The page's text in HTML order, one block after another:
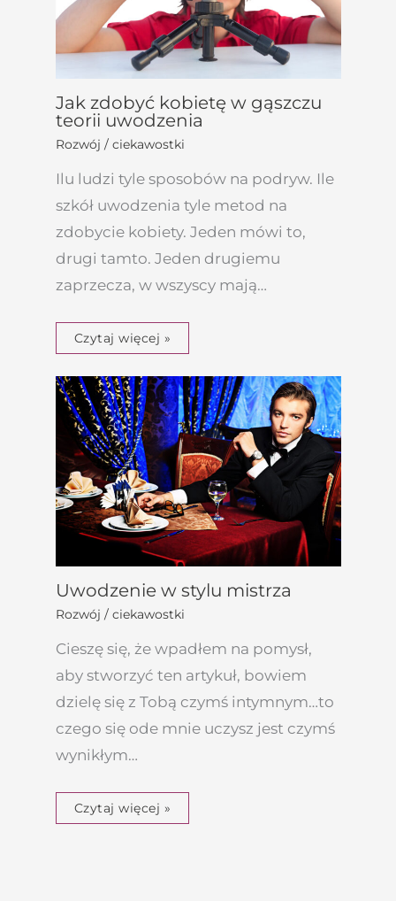
Jak zdobyć kobietę w gąszczu
teorii uwodzenia
Rozwój / ciekawostki
Ilu ludzi tyle sposobów na podryw. Ile
szkół uwodzenia tyle metod na
zdobycie kobiety. Jeden mówi to,
drugi tamto. Jeden drugiemu
zaprzecza, w wszyscy mają…
Czytaj więcej »
Uwodzenie w stylu mistrza
Rozwój / ciekawostki
Cieszę się, że wpadłem na pomysł,
aby stworzyć ten artykuł, bowiem
dzielę się z Tobą czymś intymnym…to
czego się ode mnie uczysz jest czymś
wynikłym…
Czytaj więcej »